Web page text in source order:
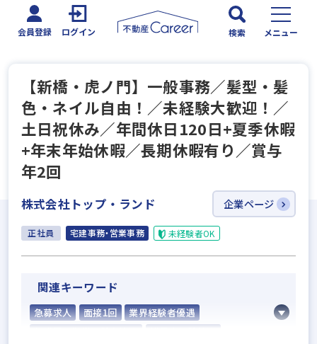
会員登録 ログイン 検索 メニュー
【新橋・虎ノ門】一般事務／髪型・髪
色・ネイル自由！／未経験大歓迎！／
土日祝休み／年間休日120日+夏季休暇
+年末年始休暇／長期休暇有り／賞与
年2回
株式会社トップ・ランド 企業ページ
正社員 宅建事務・営業事務 未経験者OK
関連キーワード
急募求人 面接1回
業界経験者優遇